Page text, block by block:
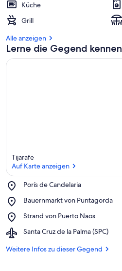
Küche
Grill
Alle anzeigen
Lerne die Gegend kennen
Tijarafe
Auf Karte anzeigen
Porís de Candelaria
Place,
de
Bauernmarkt von Puntagorda
Place,
von
Strand von Puerto Naos
Place,
von
Naos
Santa Cruz de la Palma (SPC)
Airport,
Cruz
Weitere Infos zu dieser Gegend